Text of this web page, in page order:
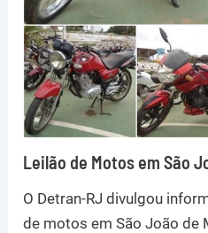
Leilão de Motos em São
O Detran-RJ divulgou
de motos em São João de